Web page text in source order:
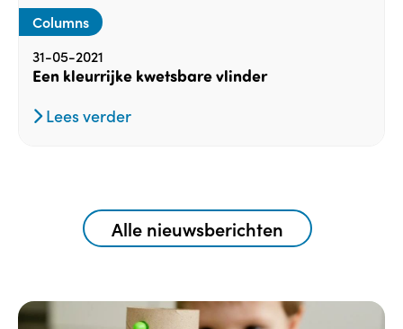
Columns
31-05-2021
Een kleurrijke kwetsbare vlinder
Lees verder
Alle nieuwsberichten